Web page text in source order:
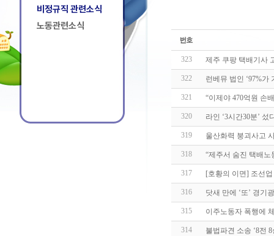
비정규직 관련소식
노동관련소식
323 제주 쿠팡 택배기사
322 런베뮤 법인 ‘97%
321 “이제야 470억원 손
320 라인 ‘3시간30분’
319 울산화력 붕괴사고
318 “제주서 숨진 택배
317 [호황의 이면] 조선
316 닷새 만에 ‘또’ 경기
315 이주노동자 폭행에
314 불법파견 소송 ‘8전